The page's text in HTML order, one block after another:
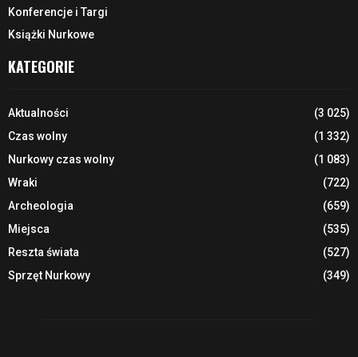
Konferencje i Targi
Książki Nurkowe
KATEGORIE
Aktualności
(3 025)
Czas wolny
(1 332)
Nurkowy czas wolny
(1 083)
Wraki
(722)
Archeologia
(659)
Miejsca
(535)
Reszta świata
(527)
Sprzęt Nurkowy
(349)